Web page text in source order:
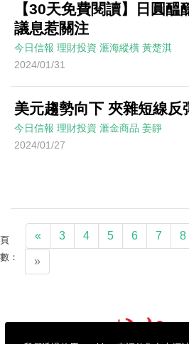
【30天免費閱讀】日圓
議息惹關注
今日信報 理財投資 滙海縱橫 黃楚淇
2024/01/31
美元趨勢向下 夾雜短線反
今日信報 理財投資 滙金商品 姜靜
2024/01/27
頁
數：
« 3 4 5 6 7 8
»